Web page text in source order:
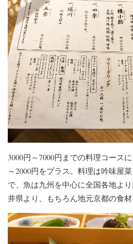
3000円～7000円までの料理コース
～2000円をプラス。料理は吟味屋
で、魚は九州を中心に全国各地よ
井県より、もちろん地元京都の食材